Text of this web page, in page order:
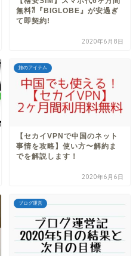
無料⁈『BIGLOBE』が安過ぎ
て即契約!
2020年6月8日
旅のアイテム
【セカイVPNで中国のネット
事情を攻略】使い方〜解約ま
でを解説します！
2020年6月6日
ブログ運営